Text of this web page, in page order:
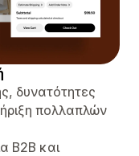
δυνατότητες
πολλαπλών
B2B και